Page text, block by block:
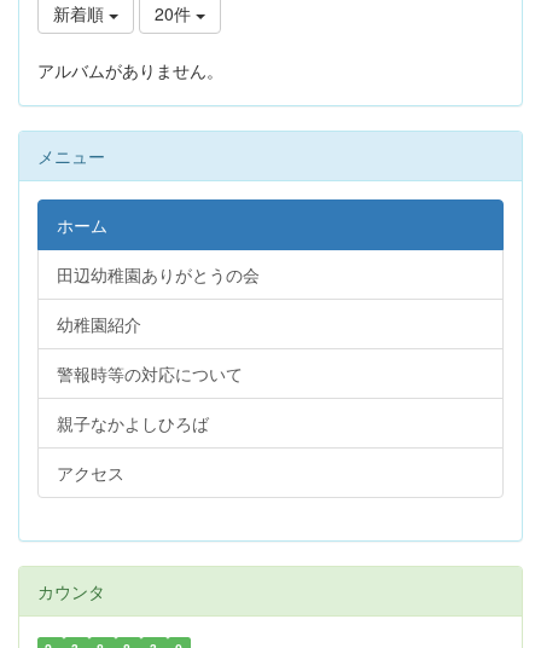
新着順 20件
アルバムがありません。
メニュー
ホーム
田辺幼稚園ありがとうの会
幼稚園紹介
警報時等の対応について
親子なかよしひろば
アクセス
カウンタ